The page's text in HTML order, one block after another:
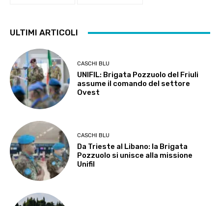
ULTIMI ARTICOLI
CASCHI BLU
UNIFIL: Brigata Pozzuolo del Friuli
assume il comando del settore
Ovest
CASCHI BLU
Da Trieste al Libano: la Brigata
Pozzuolo si unisce alla missione
Unifil